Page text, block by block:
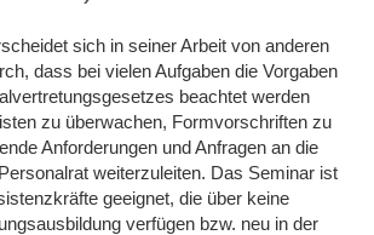
sich in seiner Arbeit von anderen
dass bei vielen Aufgaben die Vorgaben
beachtet werden
zu überwachen, Formvorschriften zu
Anforderungen und Anfragen an die
weiterzuleiten. Das Seminar ist
geeignet, die über keine
verfügen bzw. neu in der